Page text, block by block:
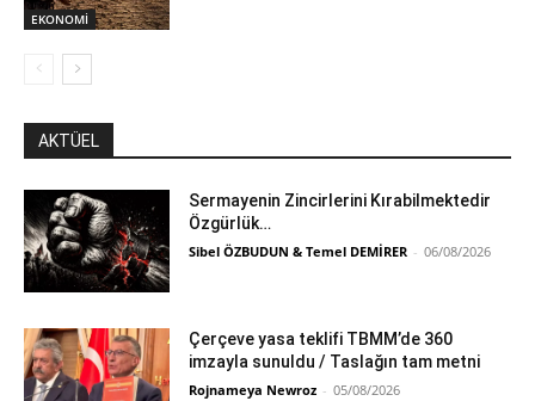
EKONOMİ
AKTÜEL
Sermayenin Zincirlerini Kırabilmektedir
Özgürlük…
Sibel ÖZBUDUN & Temel DEMİRER - 06/08/2026
Çerçeve yasa teklifi TBMM’de 360
imzayla sunuldu / Taslağın tam metni
Rojnameya Newroz - 05/08/2026